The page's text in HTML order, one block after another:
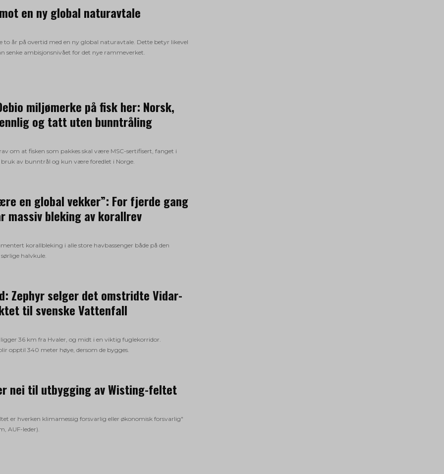
en ny global naturavtale
to år på overtid med en ny global naturavtale. Dette betyr likevel
senke ambisjonsnivået for det nye rammeverket.
miljømerke på fisk her: Norsk,
og tatt uten bunntråling
om at fisken som pakkes skal være MSC-sertifisert, fanget i
bruk av bunntrål og kun være foredlet i Norge.
en global vekker”: For fjerde gang
massiv bleking av korallrev
korallbleking i alle store havbassenger både på den
halvkule.
Zephyr selger det omstridte Vidar-
til svenske Vattenfall
36 km fra Hvaler, og midt i en viktig fuglekorridor.
opptil 340 meter høye, dersom de bygges.
nei til utbygging av Wisting-feltet
er hverken klimamessig forsvarlig eller økonomisk forsvarlig"
AUF-leder).